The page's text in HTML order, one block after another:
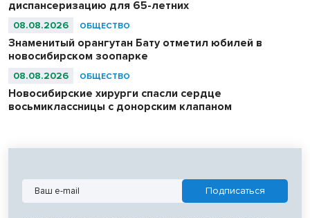
диспансеризацию для 65-летних
08.08.2026 ОБЩЕСТВО
Знаменитый орангутан Бату отметил юбилей в
новосибирском зоопарке
08.08.2026 ОБЩЕСТВО
Новосибирские хирурги спасли сердце
восьмиклассницы с донорским клапаном